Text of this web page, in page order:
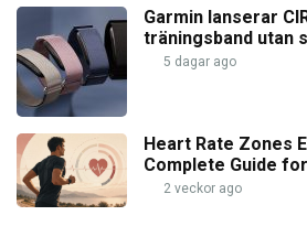
Garmin lanserar
träningsband utan
5 dagar ago
Heart Rate Zones
Complete Guide
2 veckor ago